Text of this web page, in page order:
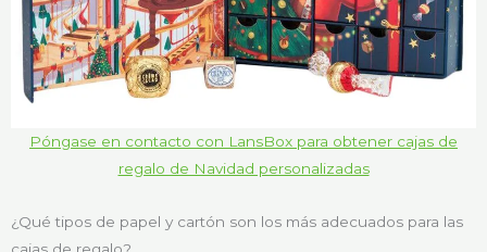
Póngase en contacto con LansBox para obtener cajas de
regalo de Navidad personalizadas
¿Qué tipos de papel y cartón son los más adecuados para las